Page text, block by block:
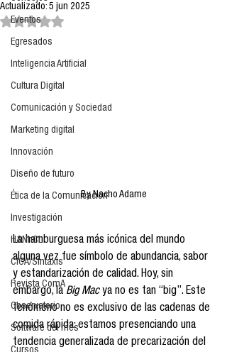
Eventos
Egresados
Inteligencia Artificial
Cultura Digital
Comunicación y Sociedad
Marketing digital
Innovación
Diseño de futuro
Ética de la Comunicación
Investigación
H&NhCL
CICA/Sintaxis
Revista ComA
Observatorio
Software del mes
Actualizado: 5 jun 2025
Obtuvo NaN de 5 estrellas.
By Nacho Adame
La hamburguesa más icónica del mundo
alguna vez fue símbolo de abundancia, sabor
y estandarización de calidad. Hoy, sin
embargo, la Big Mac ya no es tan “big”. Este
fenómeno no es exclusivo de las cadenas de
comida rápida: estamos presenciando una
tendencia generalizada de precarización del